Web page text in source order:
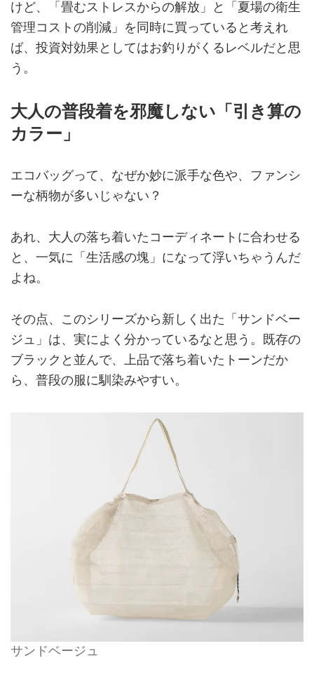
けど、「畳むストレスからの解放」と「夏場の衛生
管理コストの削減」を同時に買っていると考えれ
ば、投資対効果としてはお釣りがくるレベルだと思
う。
大人の普段着を邪魔しない「引き算の
カラー」
エコバッグって、なぜか妙に派手な色や、ファンシ
ーな柄物が多いじゃない？
あれ、大人の落ち着いたコーディネートに合わせる
と、一気に「生活感の塊」になって浮いちゃうんだ
よね。
その点、このシリーズから新しく出た「サンドベー
ジュ」は、実によく分かっているなと思う。既存の
ブラックと並んで、上品で落ち着いたトーンだか
ら、普段の服に馴染みやすい。
サンドベージュ